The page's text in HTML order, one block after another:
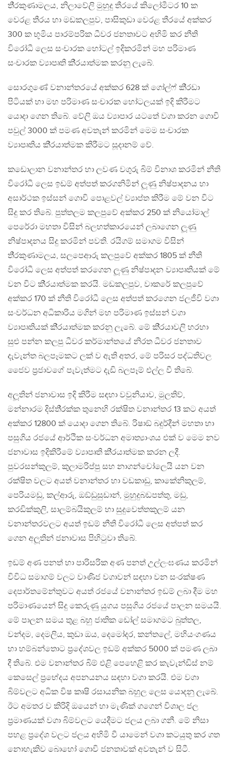
ති‍්‍රකුණාමලය, නිලාවේලි මුහුදු තීරයේ කිලෝමීටර 10 ක
වෙරළ තීරය හා මඩකලපුව, පාසිකුඩා වෙරළ තීරයේ අක්කර
300 ක භූමිය පාරම්පරික ධීවර ජනතාවට අහිමි කර නීති
විරෝධී ලෙස සංචාරක හෝටල් ඉදිකරමින් මහ පරිමාණ
සංචාරක ව්‍යාපෘති කි‍්‍රයාත්මක කරනු ලැබේ.
සොරගුණේ වනාන්තරයේ අක්කර 628 ක් ගෝල්ෆ් කි‍්‍රඩා
පිටියක් හා මහ පරිමාණ සංචාරක හෝටලයක් ඉදි කිරීමට
යොදා ගෙන තිබේ. වේලි ඔය ව්‍යාපාර යටතේ වගා කරන ගොවි
පවුල් 3000 ක් පමණ අවතැන් කරමින් මෙම සංචාරක
ව්‍යාපෘතිය කි‍්‍රයාත්මක කිරීමට සූදානම් වේ.
කඩොලාන වනාන්තර හා ලවණ වගුරු බිම් විනාශ කරමින් නීති
විරෝධී ලෙස ඉඩම් අත්පත් කරගනිමින් ලූණු නිෂ්පාදනය හා
අසාර්ථක ඉස්සන් ගොවි පොළවල් ව්‍යාප්ත කිරීම මේ වන විට
සිදු කර තිබේ. පුත්තලම කලපුවේ අක්කර 250 ක් නියෝමාල්
පෙරේරා මහතා විසින් බලහත්කාරයෙන් ලබාගෙන ලූණු
නිෂ්පාදනය සිදු කරමින් පවති. රයිගම් සමාගම විසින්
ති‍්‍රකුණාමලය, සලපෙආරු කලපුවේ අක්කර 1805 ක් නීති
විරෝධී ලෙස අත්පත් කරගෙන ලූණු නිෂ්පාදන ව්‍යාපෘතියක් මේ
වන විට කි‍්‍රයාත්මක කරයි. මඩකලපුව, වාකරේ කලපුවේ
අක්කර 170 ක් නීති විරෝධී ලෙස අත්පත් කරගෙන ජලජීවි වගා
සංවර්ධන අධිකාරිය මගින් මහ පරිමාණ ඉස්සන් වගා
ව්‍යාපෘතියක් කි‍්‍රයාත්මක කරනු ලැබේ. මේ කි‍්‍රයාවලි හරහා
සුළු පන්න කලපු ධීවර කර්මාන්තයේ නිරත ධීවර ජනතාව
දැවැන්ත බලපෑමකට ලක් ව ඇති අතර, මේ පරිසර පද්ධතිවල
ජෛව ප‍්‍රජාවගේ පැවැත්මට දැඩි බලපෑම් එල්ල වී තිබේ.
අලූතින් ජනාවාස ඉදි කිරීම සඳහා වවුනියාව, මුලතිව්,
මන්නාරම දිස්ති‍්‍රක්ක තුනෙහි රක්ෂිත වනාන්තර 13 කට අයත්
අක්කර 12800 ක් යොදා ගෙන තිබේ. රිෂාඞ් බදුර්දීන් මහතා හා
පසුගිය රජයේ ආර්ථික සංවර්ධන අමාත්‍යාංශය එක් ව මෙම නව
ජනාවාස ඉදිකිරීමේ ව්‍යාපෘති කි‍්‍රයාත්මක කරන ලදී.
පුවරසන්කුලම්, කුලාමරිප්පු සහ නාගන්චෝලෙයි යන වන
රක්ෂිත වලට අයත් වනාන්තර හා වඩකාඩු, කාකේනිකුලම්,
පෙරියමඩු, කල්ආරු, ඔඞ්ඩුසුඩාන්, මුහුදුබඩපත්තු, මඩු,
කරඩික්කුලි, සාලම්බයිකුලම් හා සුදුවෙත්තකුලම් යන
වනාන්තරවලට අයත් ඉඩම් නීති විරෝධී ලෙස අත්පත් කර
ගෙන අලූතින් ජනාවාස පිහිටුවා තිබේ.
ඉඩම් අණ පනත් හා පාරිසරික අණ පනත් උල්ලංඝණය කරමින්
විවිධ සමාගම් වලට වාණිජ වගාවන් සඳහා වන සංරක්ෂණ
දෙපාර්තමේන්තුවට අයත් රජයේ වනාන්තර ඉඩම් ලබා දීම මහ
පරිමාණයෙන් සිදු කෙරුණු යුගය පසුගිය රජයේ පාලන සමයයි.
මේ පාලන සමය තුළ බහු ජාතික ඩෝල් සමාගමට බුත්තල,
වන්දම, දෙමලිය, කුඩා ඔය, දෙමෝදර, කන්තලේ, මහියංගණය
හා හම්බන්තොට ප‍්‍රදේශවල ඉඩම් අක්කර 5000 ක් පමණ ලබා
දී තිබේ. එම වනාන්තර බිම් එළි පෙහෙළි කර කැවැන්ඩිස් නම්
කෙසෙල් ප‍්‍රභේදය අපනයනය සඳහා වගා කරයි. එම වගා
බිම්වලට අධික විෂ කෘෂි රසායනික බහුල ලෙස යොදනු ලැබේ.
ඊට අමතර ව කිරිදි ඔයෙන් හා මැණික් ගගෙන් විශාල ජල
ප‍්‍රමාණයක් වගා බිම්වලට යෙදීමට ජලය ලබා ගනී. මේ නිසා
පහළ ප‍්‍රදේශ වලට ජලය අහිමි වී යාමෙන් වගා කටයුතු කර ගත
නොහැකිව බොහෝ ගොවි ජනතාවක් අවතැන් ව සිටී.